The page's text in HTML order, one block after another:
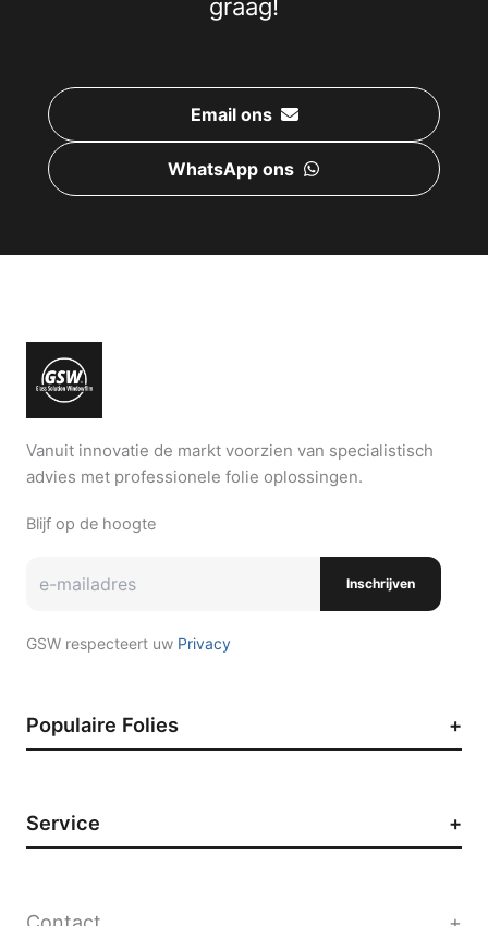
graag!
Email ons
WhatsApp ons
Vanuit innovatie de markt voorzien van specialistisch
advies met professionele folie oplossingen.
Blijf op de hoogte
Inschrijven
GSW respecteert uw Privacy
Populaire Folies
Paint Protection Film
Service